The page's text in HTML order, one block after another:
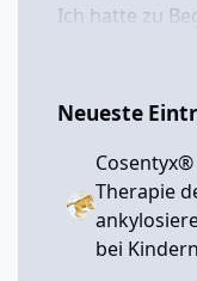
Ich hatte zu
einen
hierzu auch
Beiträge:
durch
Cosentyx®
Neueste
Therapie
bei